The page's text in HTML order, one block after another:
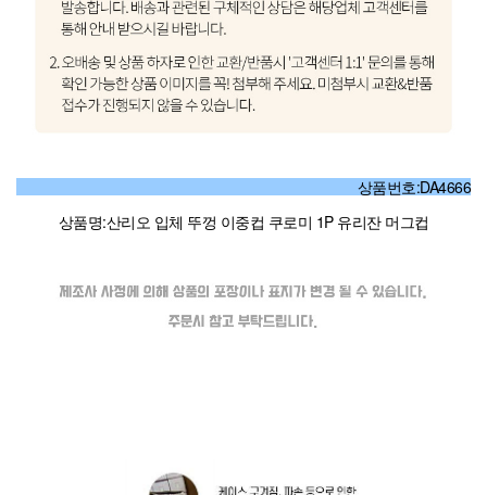
상품번호:DA4666
상품명:산리오 입체 뚜껑 이중컵 쿠로미 1P 유리잔 머그컵